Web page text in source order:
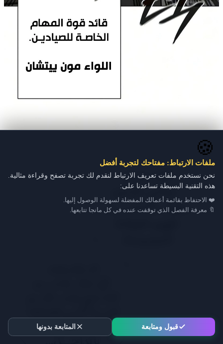
🍪
ملفات الارتباط: مفتاحك لتجربة أفضل
نحن نستخدم ملفات تعريف الارتباط لنقدم لك تجربة تصفح وقراءة مثالية.
هذه التقنية البسيطة تساعدنا على:
❤️ الاحتفاظ بقائمة أعمالك المفضلة لسهولة الوصول إليها.
🔖 معرفة الفصل الذي توقفت عنده في كل مانجا تتابعها.
قبول ومتابعة المتابعة بدونها